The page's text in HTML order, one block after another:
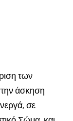
των
άσκηση
σε